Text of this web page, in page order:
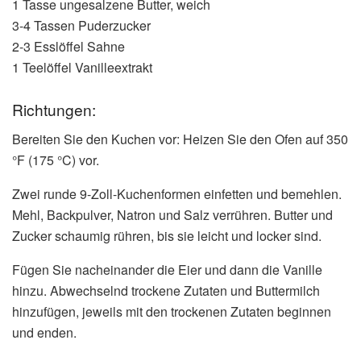
1 Tasse ungesalzene Butter, weich
3-4 Tassen Puderzucker
2-3 Esslöffel Sahne
1 Teelöffel Vanilleextrakt
Richtungen:
Bereiten Sie den Kuchen vor: Heizen Sie den Ofen auf 350
°F (175 °C) vor.
Zwei runde 9-Zoll-Kuchenformen einfetten und bemehlen.
Mehl, Backpulver, Natron und Salz verrühren. Butter und
Zucker schaumig rühren, bis sie leicht und locker sind.
Fügen Sie nacheinander die Eier und dann die Vanille
hinzu. Abwechselnd trockene Zutaten und Buttermilch
hinzufügen, jeweils mit den trockenen Zutaten beginnen
und enden.